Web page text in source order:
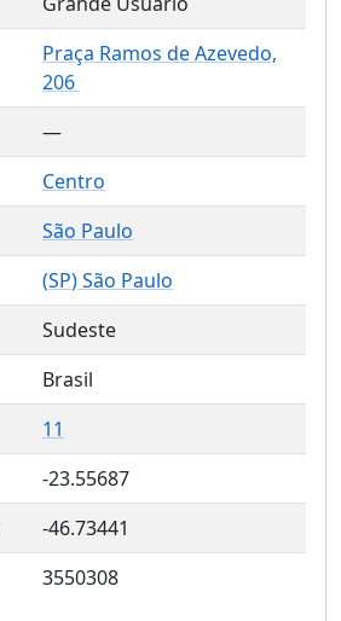
Praça Ramos de Azevedo,
206
—
Centro
São Paulo
(SP) São Paulo
Sudeste
Brasil
11
-23.55687
-46.73441
3550308